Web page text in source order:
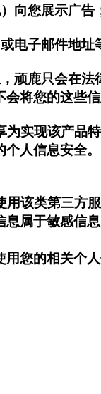
向您展示广告
电子邮件地址
顽鹿只会在
将您的这些
实现该产品
人信息安全
该类第三方
属于敏感信
您的相关个